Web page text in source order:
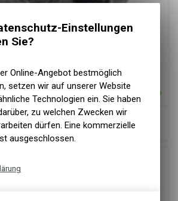
90°
Einstellungen
Sie?
Online-Angebot bestmöglich
setzen wir auf unserer Website
Technologien ein. Sie haben
zu welchen Zwecken wir
dürfen. Eine kommerzielle
ausgeschlossen.